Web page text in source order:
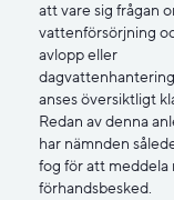
att vare sig frågan
vattenförsörjning
avlopp eller
anses översiktligt
Redan av denna
har nämnden
fog för att meddela
förhandsbesked.